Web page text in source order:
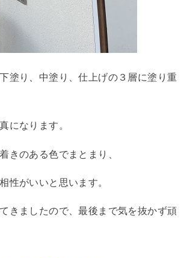
塗り、中塗り、仕上げの３層に塗り重
になります。
きのある色でまとまり、
性がいいと思います。
きましたので、最後まで気を抜かず頑